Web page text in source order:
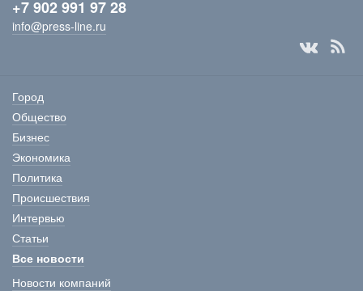
+7 902 991 97 28
info@press-line.ru
Город
Общество
Бизнес
Экономика
Политика
Происшествия
Интервью
Статьи
Все новости
Новости компаний